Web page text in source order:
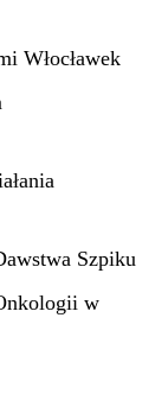
Włocławek
Szpiku
w